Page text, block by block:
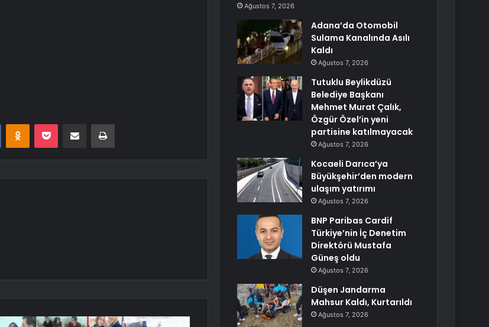
VKontakteOdnoklassniki
Pocket E-Posta ile paylaş Yazdır
Ağustos 7, 2026
Adana’da Otomobil
Sulama Kanalında Asılı
Kaldı
Ağustos 7, 2026
Tutuklu Beylikdüzü
Belediye Başkanı
Mehmet Murat Çalık,
Özgür Özel’in yeni
partisine katılmayacak
Ağustos 7, 2026
Kocaeli Darıca’ya
Büyükşehir’den modern
ulaşım yatırımı
Ağustos 7, 2026
BNP Paribas Cardif
Türkiye’nin İç Denetim
Direktörü Mustafa
Güneş oldu
Ağustos 7, 2026
Düşen Jandarma
Mahsur Kaldı, Kurtarıldı
Ağustos 7, 2026